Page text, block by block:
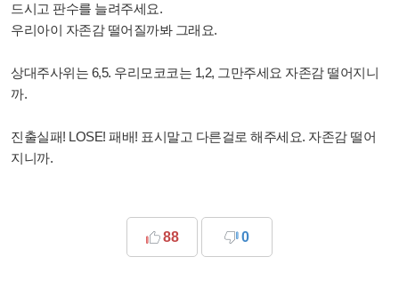
드시고 판수를 늘려주세요.
우리아이 자존감 떨어질까봐 그래요.
상대주사위는 6,5. 우리모코코는 1,2, 그만주세요 자존감 떨어지니
까.
진출실패! LOSE! 패배! 표시말고 다른걸로 해주세요. 자존감 떨어
지니까.
88 0